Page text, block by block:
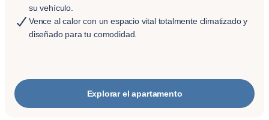
su vehículo.
Vence al calor con un espacio vital totalmente climatizado y
diseñado para tu comodidad.
Explorar el apartamento